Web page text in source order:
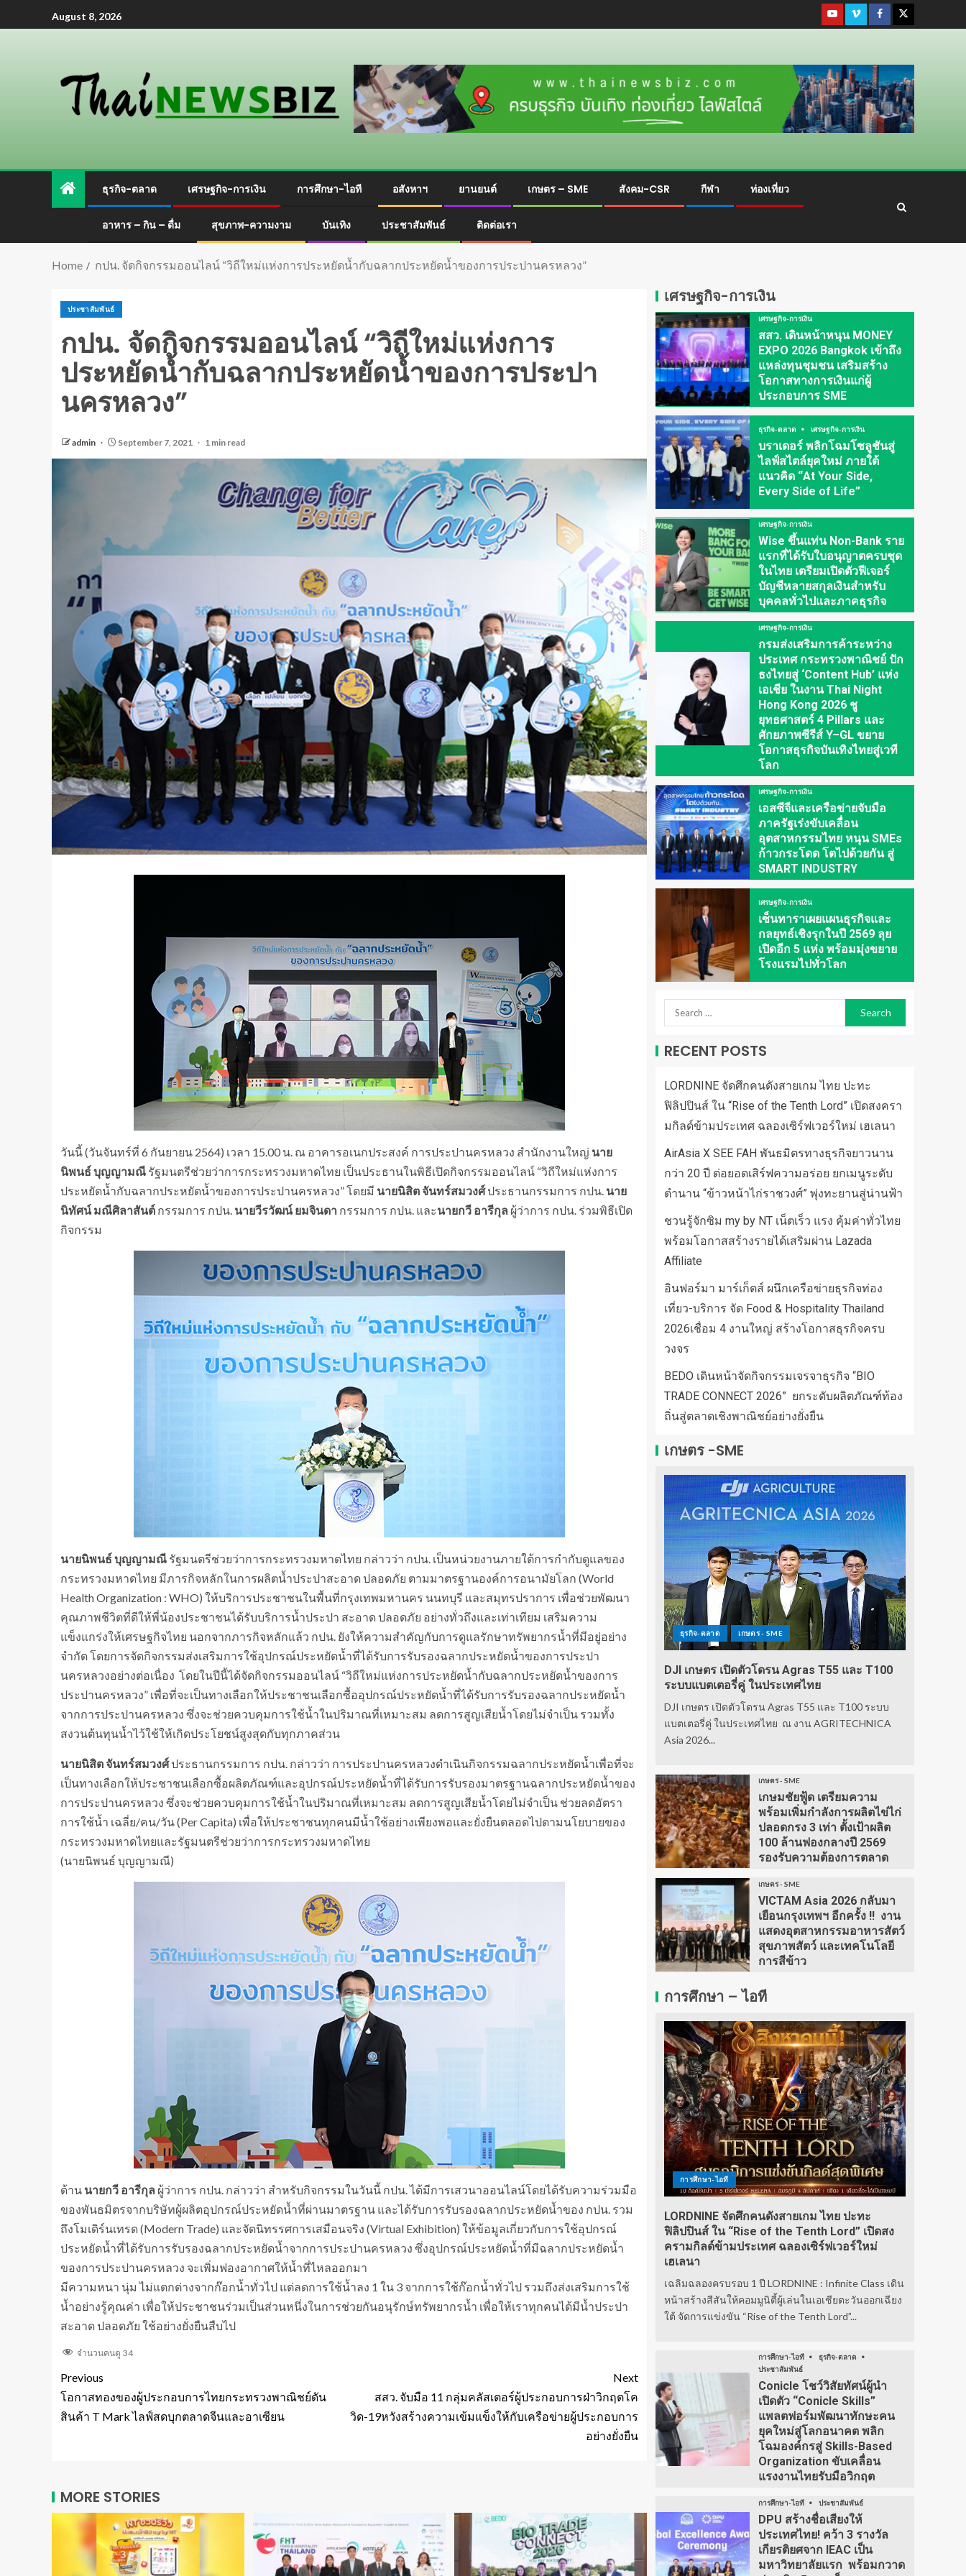
August 8, 2026
ธุรกิจ-ตลาด เศรษฐกิจ-การเงิน การศึกษา-ไอที อสังหาฯ ยานยนต์ เกษตร – SME สังคม-CSR กีฬา ท่องเที่ยว
อาหาร – กิน – ดื่ม สุขภาพ-ความงาม บันเทิง ประชาสัมพันธ์ ติดต่อเรา
Home กปน. จัดกิจกรรมออนไลน์ “วิถีใหม่แห่งการประหยัดน้ำกับฉลากประหยัดน้ำของการประปานครหลวง”
ประชาสัมพันธ์
กปน. จัดกิจกรรมออนไลน์ “วิถีใหม่แห่งการ
ประหยัดน้ำกับฉลากประหยัดน้ำของการประปา
นครหลวง”
admin September 7, 2021 1 min read
วันนี้ (วันจันทร์ที่ 6 กันยายน 2564) เวลา 15.00 น. ณ อาคารอเนกประสงค์ การประปานครหลวง สำนักงานใหญ่ นาย
นิพนธ์ บุญญามณี รัฐมนตรีช่วยว่าการกระทรวงมหาดไทย เป็นประธานในพิธีเปิดกิจกรรมออนไลน์ “วิถีใหม่แห่งการ
ประหยัดน้ำกับฉลากประหยัดน้ำของการประปานครหลวง” โดยมี นายนิสิต จันทร์สมวงศ์ประธานกรรมการ กปน. นาย
นิทัศน์ มณีศิลาสันต์ กรรมการ กปน. นายวีรวัฒน์ ยมจินดา กรรมการ กปน. และนายกวี อารีกุล ผู้ว่าการ กปน. ร่วมพิธีเปิด
กิจกรรม
นายนิพนธ์ บุญญามณี รัฐมนตรีช่วยว่าการกระทรวงมหาดไทย กล่าวว่า กปน. เป็นหน่วยงานภายใต้การกำกับดูแลของ
กระทรวงมหาดไทย มีภารกิจหลักในการผลิตน้ำประปาสะอาด ปลอดภัย ตามมาตรฐานองค์การอนามัยโลก (World
Health Organization : WHO) ให้บริการประชาชนในพื้นที่กรุงเทพมหานคร นนทบุรี และสมุทรปราการ เพื่อช่วยพัฒนา
คุณภาพชีวิตที่ดีให้พี่น้องประชาชนได้รับบริการน้ำประปา สะอาด ปลอดภัย อย่างทั่วถึงและเท่าเทียม เสริมความ
แข็งแกร่งให้เศรษฐกิจไทย นอกจากภารกิจหลักแล้ว กปน. ยังให้ความสำคัญกับการดูแลรักษาทรัพยากรน้ำที่มีอยู่อย่าง
จำกัด โดยการจัดกิจกรรมส่งเสริมการใช้อุปกรณ์ประหยัดน้ำที่ได้รับการรับรองฉลากประหยัดน้ำของการประปา
นครหลวงอย่างต่อเนื่อง โดยในปีนี้ได้จัดกิจกรรมออนไลน์ “วิถีใหม่แห่งการประหยัดน้ำกับฉลากประหยัดน้ำของการ
ประปานครหลวง” เพื่อที่จะเป็นทางเลือกให้ประชาชนเลือกซื้ออุปกรณ์ประหยัดน้ำที่ได้รับการรับรองฉลากประหยัดน้ำ
จากการประปานครหลวง ซึ่งจะช่วยควบคุมการใช้น้ำในปริมาณที่เหมาะสม ลดการสูญเสียน้ำโดยไม่จำเป็น รวมทั้ง
สงวนต้นทุนน้ำไว้ใช้ให้เกิดประโยชน์สูงสุดกับทุกภาคส่วน
นายนิสิต จันทร์สมวงศ์ประธานกรรมการ กปน. กล่าวว่า การประปานครหลวงดำเนินกิจกรรมฉลากประหยัดน้ำเพื่อที่จะ
เป็นทางเลือกให้ประชาชนเลือกซื้อผลิตภัณฑ์และอุปกรณ์ประหยัดน้ำที่ได้รับการรับรองมาตรฐานฉลากประหยัดน้ำของ
การประปานครหลวง ซึ่งจะช่วยควบคุมการใช้น้ำในปริมาณที่เหมาะสม ลดการสูญเสียน้ำโดยไม่จำเป็น ช่วยลดอัตรา
การใช้น้ำ เฉลี่ย/คน/วัน (Per Capita) เพื่อให้ประชาชนทุกคนมีน้ำใช้อย่างเพียงพอและยั่งยืนตลอดไปตามนโยบายของ
กระทรวงมหาดไทยและรัฐมนตรีช่วยว่าการกระทรวงมหาดไทย
(นายนิพนธ์ บุญญามณี)
ด้าน นายกวี อารีกุล ผู้ว่าการ กปน. กล่าวว่า สำหรับกิจกรรมในวันนี้ กปน. ได้มีการเสวนาออนไลน์โดยได้รับความร่วมมือ
ของพันธมิตรจากบริษัทผู้ผลิตอุปกรณ์ประหยัดน้ำที่ผ่านมาตรฐาน และได้รับการรับรองฉลากประหยัดน้ำของ กปน. รวม
ถึงโมเดิร์นเทรด (Modern Trade) และจัดนิทรรศการเสมือนจริง (Virtual Exhibition) ให้ข้อมูลเกี่ยวกับการใช้อุปกรณ์
ประหยัดน้ำที่ได้รับการรับรองฉลากประหยัดน้ำจากการประปานครหลวง ซึ่งอุปกรณ์ประหยัดน้ำที่มีฉลากประหยัดน้ำ
ของการประปานครหลวง จะเพิ่มฟองอากาศให้น้ำที่ไหลออกมา
มีความหนา นุ่ม ไม่แตกต่างจากก๊อกน้ำทั่วไป แต่ลดการใช้น้ำลง 1 ใน 3 จากการใช้ก๊อกน้ำทั่วไป รวมถึงส่งเสริมการใช้
น้ำอย่างรู้คุณค่า เพื่อให้ประชาชนร่วมเป็นส่วนหนึ่งในการช่วยกันอนุรักษ์ทรัพยากรน้ำ เพื่อให้เราทุกคนได้มีน้ำประปา
สะอาด ปลอดภัย ใช้อย่างยั่งยืนสืบไป
จำนวนคนดู 34
Previous
โอกาสทองของผู้ประกอบการไทยกระทรวงพาณิชย์ดัน
สินค้า T Mark ไลฟ์สดบุกตลาดจีนและอาเซียน
Next
สสว. จับมือ 11 กลุ่มคลัสเตอร์ผู้ประกอบการฝ่าวิกฤตโค
วิด-19หวังสร้างความเข้มแข็งให้กับเครือข่ายผู้ประกอบการ
อย่างยั่งยืน
MORE STORIES
เศรษฐกิจ-การเงิน
เศรษฐกิจ-การเงิน
สสว. เดินหน้าหนุน MONEY
EXPO 2026 Bangkok เข้าถึง
แหล่งทุนชุมชน เสริมสร้าง
โอกาสทางการเงินแก่ผู้
ประกอบการ SME
ธุรกิจ-ตลาด เศรษฐกิจ-การเงิน
บราเดอร์ พลิกโฉมโซลูชันสู่
ไลฟ์สไตล์ยุคใหม่ ภายใต้
แนวคิด “At Your Side,
Every Side of Life”
เศรษฐกิจ-การเงิน
Wise ขึ้นแท่น Non-Bank ราย
แรกที่ได้รับใบอนุญาตครบชุด
ในไทย เตรียมเปิดตัวฟีเจอร์
บัญชีหลายสกุลเงินสำหรับ
บุคคลทั่วไปและภาคธุรกิจ
เศรษฐกิจ-การเงิน
กรมส่งเสริมการค้าระหว่าง
ประเทศ กระทรวงพาณิชย์ ปัก
ธงไทยสู่ ‘Content Hub’ แห่ง
เอเชีย ในงาน Thai Night
Hong Kong 2026 ชู
ยุทธศาสตร์ 4 Pillars และ
ศักยภาพซีรีส์ Y–GL ขยาย
โอกาสธุรกิจบันเทิงไทยสู่เวที
โลก
เศรษฐกิจ-การเงิน
เอสซีจีและเครือข่ายจับมือ
ภาครัฐเร่งขับเคลื่อน
อุตสาหกรรมไทย หนุน SMEs
ก้าวกระโดด โตไปด้วยกัน สู่
SMART INDUSTRY
เศรษฐกิจ-การเงิน
เซ็นทาราเผยแผนธุรกิจและ
กลยุทธ์เชิงรุกในปี 2569 ลุย
เปิดอีก 5 แห่ง พร้อมมุ่งขยาย
โรงแรมไปทั่วโลก
RECENT POSTS
LORDNINE จัดศึกคนดังสายเกม ไทย ปะทะ
ฟิลิปปินส์ ใน “Rise of the Tenth Lord” เปิดสงครา
มกิลด์ข้ามประเทศ ฉลองเซิร์ฟเวอร์ใหม่ เฮเลนา
AirAsia X SEE FAH พันธมิตรทางธุรกิจยาวนาน
กว่า 20 ปี ต่อยอดเสิร์ฟความอร่อย ยกเมนูระดับ
ตำนาน “ข้าวหน้าไก่ราชวงศ์” พุ่งทะยานสู่น่านฟ้า
ชวนรู้จักซิม my by NT เน็ตเร็ว แรง คุ้มค่าทั่วไทย
พร้อมโอกาสสร้างรายได้เสริมผ่าน Lazada
Affiliate
อินฟอร์มา มาร์เก็ตส์ ผนึกเครือข่ายธุรกิจท่อง
เที่ยว-บริการ จัด Food & Hospitality Thailand
2026เชื่อม 4 งานใหญ่ สร้างโอกาสธุรกิจครบ
วงจร
BEDO เดินหน้าจัดกิจกรรมเจรจาธุรกิจ “BIO
TRADE CONNECT 2026” ยกระดับผลิตภัณฑ์ท้อง
ถิ่นสู่ตลาดเชิงพาณิชย์อย่างยั่งยืน
เกษตร -SME
ธุรกิจ-ตลาด เกษตร - SME
DJI เกษตร เปิดตัวโดรน Agras T55 และ T100
ระบบแบตเตอรี่คู่ ในประเทศไทย
DJI เกษตร เปิดตัวโดรน Agras T55 และ T100 ระบบ
แบตเตอรี่คู่ ในประเทศไทย ณ งาน AGRITECHNICA
Asia 2026...
เกษตร - SME
เกษมชัยฟู้ด เตรียมความ
พร้อมเพิ่มกำลังการผลิตไข่ไก่
ปลอดกรง 3 เท่า ตั้งเป้าผลิต
100 ล้านฟองกลางปี 2569
รองรับความต้องการตลาด
เกษตร - SME
VICTAM Asia 2026 กลับมา
เยือนกรุงเทพฯ อีกครั้ง !! งาน
แสดงอุตสาหกรรมอาหารสัตว์
สุขภาพสัตว์ และเทคโนโลยี
การสีข้าว
การศึกษา – ไอที
การศึกษา-ไอที
LORDNINE จัดศึกคนดังสายเกม ไทย ปะทะ
ฟิลิปปินส์ ใน “Rise of the Tenth Lord” เปิดสง
ครามกิลด์ข้ามประเทศ ฉลองเซิร์ฟเวอร์ใหม่
เฮเลนา
เฉลิมฉลองครบรอบ 1 ปี LORDNINE : Infinite Class เดิน
หน้าสร้างสีสันให้คอมมูนิตี้ผู้เล่นในเอเชียตะวันออกเฉียง
ใต้ จัดการแข่งขัน “Rise of the Tenth Lord”...
การศึกษา-ไอที
ธุรกิจ-ตลาด
ประชาสัมพันธ์
Conicle โชว์วิสัยทัศน์ผู้นำ
เปิดตัว “Conicle Skills”
แพลตฟอร์มพัฒนาทักษะคน
ยุคใหม่สู่โลกอนาคต พลิก
โฉมองค์กรสู่ Skills-Based
Organization ขับเคลื่อน
แรงงานไทยรับมือวิกฤต
การศึกษา-ไอที ประชาสัมพันธ์
DPU สร้างชื่อเสียงให้
ประเทศไทย! คว้า 3 รางวัล
เกียรติยศจาก IEAC เป็น
มหาวิทยาลัยแรก พร้อมกวาด